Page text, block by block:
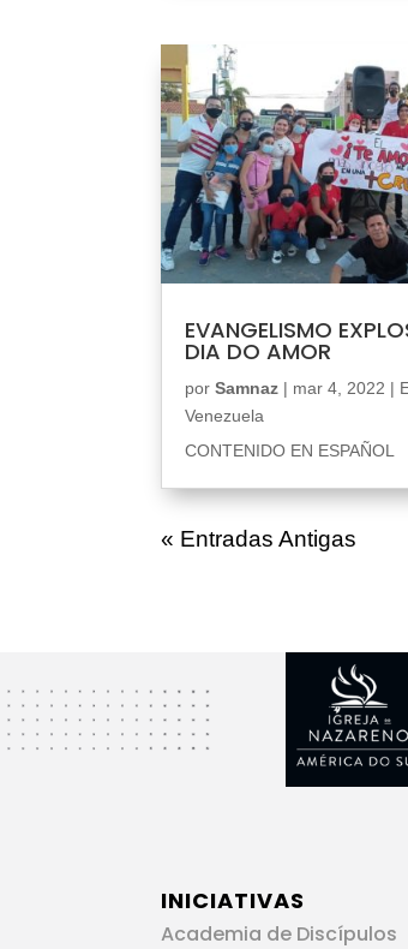
EVANGELISMO
DIA DO AMOR
porSamnaz | mar 4, 2022 |
Venezuela
CONTENIDO EN ESPAÑOL
« Entradas Antigas
INICIATIVAS
Academia de Discípulos